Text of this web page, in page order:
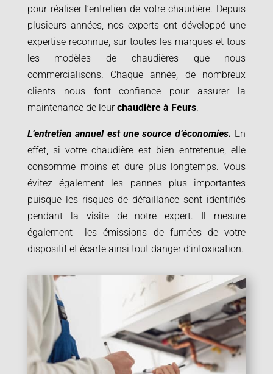
pour réaliser l’entretien de votre chaudière. Depuis
plusieurs années, nos experts ont développé une
expertise reconnue, sur toutes les marques et tous
les modèles de chaudières que nous
commercialisons. Chaque année, de nombreux
clients nous font confiance pour assurer la
maintenance de leurchaudière à Feurs.
L’entretien annuel est une source d’économies. En
effet, si votre chaudière est bien entretenue, elle
consomme moins et dure plus longtemps. Vous
évitez également les pannes plus importantes
puisque les risques de défaillance sont identifiés
pendant la visite de notre expert. Il mesure
également les émissions de fumées de votre
dispositif et écarte ainsi tout danger d’intoxication.